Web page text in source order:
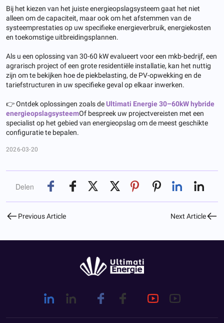
Bij het kiezen van het juiste energieopslagsysteem gaat het niet
alleen om de capaciteit, maar ook om het afstemmen van de
systeemprestaties op uw specifieke energieverbruik, energiekosten
en toekomstige uitbreidingsplannen.
Als u een oplossing van 30-60 kW evalueert voor een mkb-bedrijf, een
agrarisch project of een grote residentiële installatie, kan het nuttig
zijn om te bekijken hoe de piekbelasting, de PV-opwekking en de
tariefstructuren in uw specifieke geval op elkaar inwerken.
👉 Ontdek oplossingen zoals deUltimati Energie 30–60kW hybride
energieopslagsysteemOf bespreek uw projectvereisten met een
specialist op het gebied van energieopslag om de meest geschikte
configuratie te bepalen.
2026-03-20
Delen
Previous Article Next Article